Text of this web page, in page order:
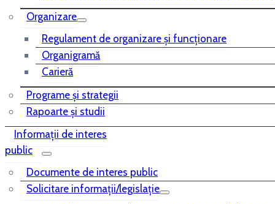
Organizare
Regulament de organizare și funcționare
Organigramă
Carieră
Programe și strategii
Rapoarte și studii
Informații de interes
public
Documente de interes public
Solicitare informații/legislație